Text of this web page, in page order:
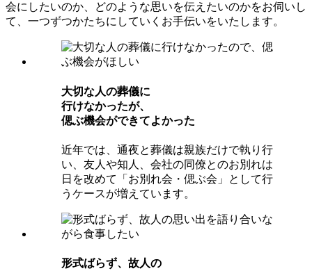
会にしたいのか、どのような思いを伝えたいのかをお伺いし
て、一つずつかたちにしていくお手伝いをいたします。
⼤切な⼈の葬儀に
⾏けなかったが、
偲ぶ機会ができてよかった
近年では、通夜と葬儀は親族だけで執り行
い、友人や知人、会社の同僚とのお別れは
日を改めて「お別れ会・偲ぶ会」として行
うケースが増えています。
形式ばらず、故⼈の